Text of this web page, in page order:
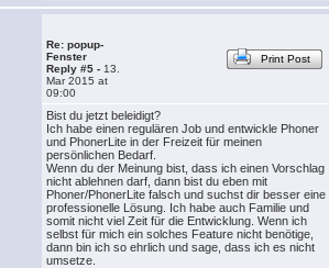
Re: popup-
Fenster
Reply #5 - 13.
Mar 2015 at
09:00
Print Post
Bist du jetzt beleidigt?
Ich habe einen regulären Job und entwickle Phoner
und PhonerLite in der Freizeit für meinen
persönlichen Bedarf.
Wenn du der Meinung bist, dass ich einen Vorschlag
nicht ablehnen darf, dann bist du eben mit
Phoner/PhonerLite falsch und suchst dir besser eine
professionelle Lösung. Ich habe auch Familie und
somit nicht viel Zeit für die Entwicklung. Wenn ich
selbst für mich ein solches Feature nicht benötige,
dann bin ich so ehrlich und sage, dass ich es nicht
umsetze.